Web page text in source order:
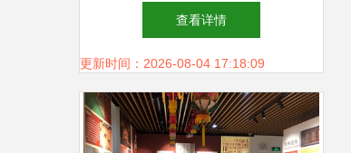
沙尾活态展示馆开馆啦
查看详情
更新时间：2026-08-04 17:18:09